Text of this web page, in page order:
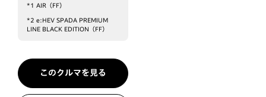
*1 AIR（FF）
*2 e:HEV SPADA PREMIUM
LINE BLACK EDITION（FF）
このクルマを見る